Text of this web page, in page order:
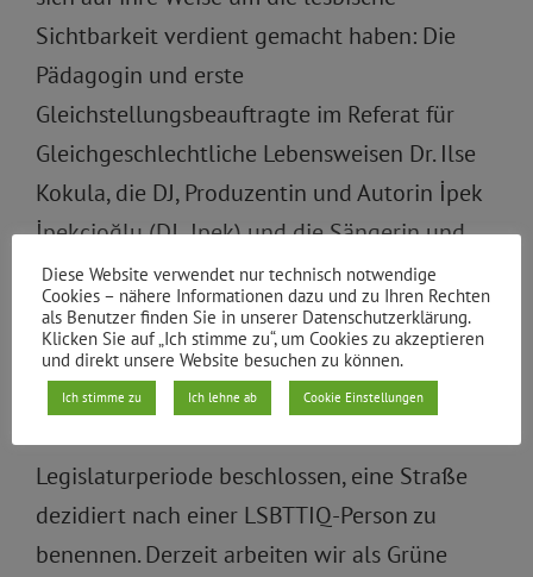
Sichtbarkeit verdient gemacht haben: Die
Pädagogin und erste
Gleichstellungsbeauftragte im Referat für
Gleichgeschlechtliche Lebensweisen Dr. Ilse
Kokula, die DJ, Produzentin und Autorin İpek
İpekçioğlu (DJ Ipek) und die Sängerin und
Kabarettistin Sigrid Grajek.
Im Bezirk
Auch der Bezirk sorgt für mehr lesbische*
Sichtbarkeit. So hat die BVV in der letzten
Legislaturperiode beschlossen, eine Straße
dezidiert nach einer LSBTTIQ-Person zu
benennen. Derzeit arbeiten wir als Grüne
Diese Website verwendet nur technisch notwendige
Cookies – nähere Informationen dazu und zu Ihren Rechten
als Benutzer finden Sie in unserer Datenschutzerklärung.
Klicken Sie auf „Ich stimme zu“, um Cookies zu akzeptieren
und direkt unsere Website besuchen zu können.
Ich stimme zu Ich lehne ab Cookie Einstellungen